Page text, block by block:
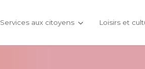
Services aux citoyens Loisirs et